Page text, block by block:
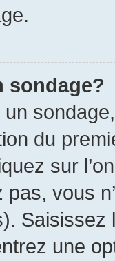
sondage?
du
sur
vous
une